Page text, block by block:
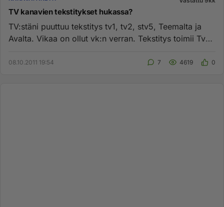
TV kanavien tekstitykset hukassa?
TV:stäni puuttuu tekstitys tv1, tv2, stv5, Teemalta ja
Avalta. Vikaa on ollut vk:n verran. Tekstitys toimii Tv3,
08.10.2011 19:54 7 4619 0